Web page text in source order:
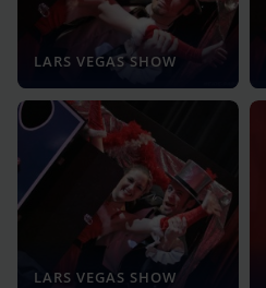
LARS VEGAS SHOW
LARS VEGAS SHOW